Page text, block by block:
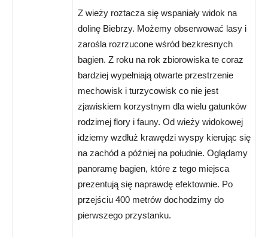
Z wieży roztacza się wspaniały widok na
dolinę Biebrzy. Możemy obserwować lasy i
zarośla rozrzucone wśród bezkresnych
bagien. Z roku na rok zbiorowiska te coraz
bardziej wypełniają otwarte przestrzenie
mechowisk i turzycowisk co nie jest
zjawiskiem korzystnym dla wielu gatunków
rodzimej flory i fauny. Od wieży widokowej
idziemy wzdłuż krawędzi wyspy kierując się
na zachód a później na południe. Oglądamy
panoramę bagien, które z tego miejsca
prezentują się naprawdę efektownie. Po
przejściu 400 metrów dochodzimy do
pierwszego przystanku.